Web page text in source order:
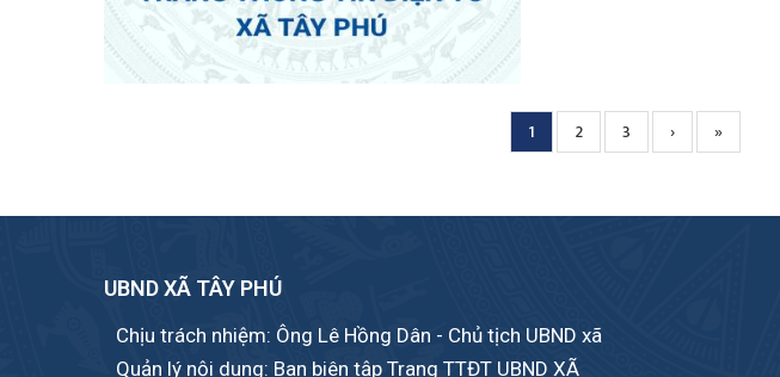
Current
page
1 Page
2 Page
3
Next
page
›
Trang
cuối
»
UBND XÃ TÂY PHÚ
Chịu trách nhiệm: Ông Lê Hồng Dân - Chủ tịch UBND xã
Quản lý nội dung: Ban biên tập Trang TTĐT UBND XÃ